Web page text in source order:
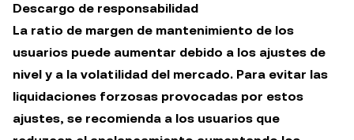
Descargo de responsabilidad
La ratio de margen de mantenimiento de los
usuarios puede aumentar debido a los ajustes de
nivel y a la volatilidad del mercado. Para evitar las
liquidaciones forzosas provocadas por estos
ajustes, se recomienda a los usuarios que